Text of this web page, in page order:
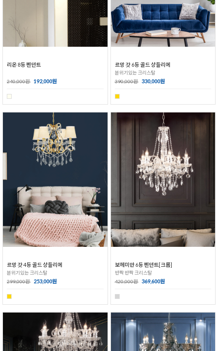
리온 8등 펜던트
240,000원 192,000원
르망 갓 6등 골드 샹들리에
분위기있는 크리스탈
390,000원 330,000원
르망 갓 4등 골드 샹들리에
분위기있는 크리스탈
299,000원 253,000원
보헤미안 6등 펜던트[크롬]
반짝 반짝 크리스탈
420,000원 369,600원